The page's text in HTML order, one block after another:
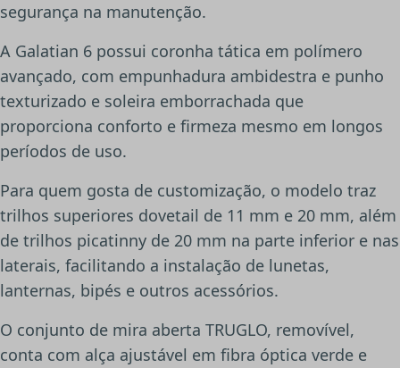
segurança na manutenção.
A Galatian 6 possui coronha tática em polímero
avançado, com empunhadura ambidestra e punho
texturizado e soleira emborrachada que
proporciona conforto e firmeza mesmo em longos
períodos de uso.
Para quem gosta de customização, o modelo traz
trilhos superiores dovetail de 11 mm e 20 mm, além
de trilhos picatinny de 20 mm na parte inferior e nas
laterais, facilitando a instalação de lunetas,
lanternas, bipés e outros acessórios.
O conjunto de mira aberta TRUGLO, removível,
conta com alça ajustável em fibra óptica verde e